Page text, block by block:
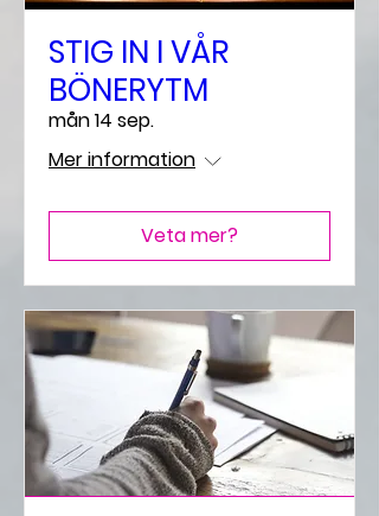
STIG IN I VÅR
BÖNERYTM
mån 14 sep.
Mer information
Veta mer?